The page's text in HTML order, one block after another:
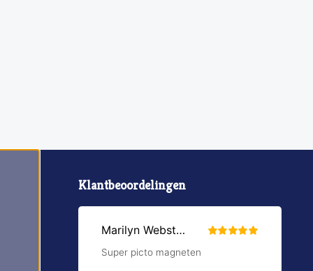
Klantbeoordelingen